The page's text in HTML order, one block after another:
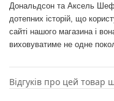
Дональдсон та Аксель
дотепних історій, що
сайті нашого магазина і
виховуватиме не одне
Відгуків про цей товар